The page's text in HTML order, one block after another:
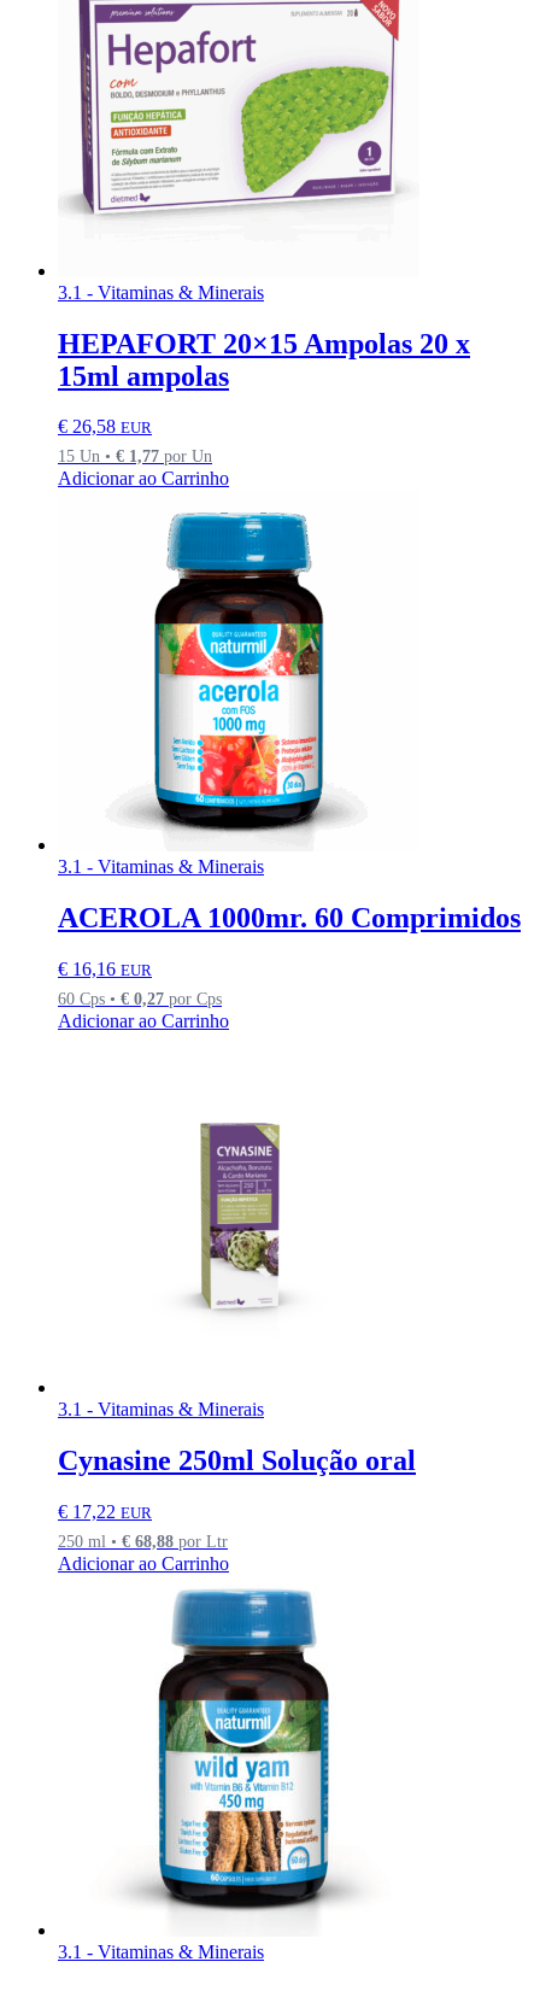
3.1 - Vitaminas & Minerais
HEPAFORT 20×15 Ampolas 20 x
15ml ampolas
€ 26,58 EUR
15 Un • € 1,77 por Un
Adicionar ao Carrinho
3.1 - Vitaminas & Minerais
ACEROLA 1000mr. 60 Comprimidos
€ 16,16 EUR
60 Cps • € 0,27 por Cps
Adicionar ao Carrinho
3.1 - Vitaminas & Minerais
Cynasine 250ml Solução oral
€ 17,22 EUR
250 ml • € 68,88 por Ltr
Adicionar ao Carrinho
3.1 - Vitaminas & Minerais